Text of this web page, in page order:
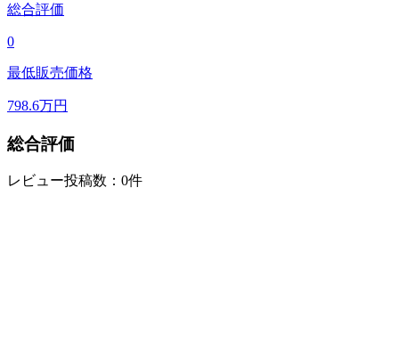
総合評価
0
最低販売価格
798.6万円
総合評価
レビュー投稿数：0件